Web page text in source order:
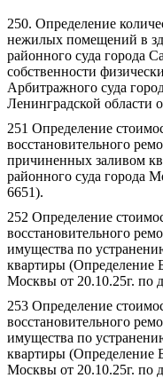
250. Определение
нежилых помещений в
районного суда города
собственности
Арбитражного суда
Ленинградской области
251 Определение
восстановительного
причиненных заливом
районного суда города
6651).
252 Определение
восстановительного
имущества по
квартиры (Определение
Москвы от 20.10.25г. по
253 Определение
восстановительного
имущества по
квартиры (Определение
Москвы от 20.10.25г. по